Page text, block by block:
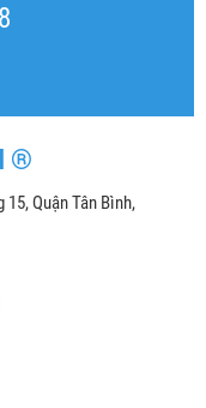
®
Quận Tân Bình,